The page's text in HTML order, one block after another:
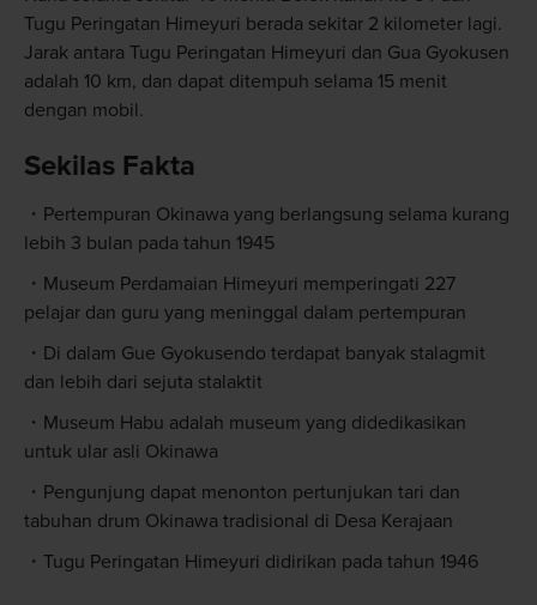
Tugu Peringatan Himeyuri berada sekitar 2 kilometer lagi.
Jarak antara Tugu Peringatan Himeyuri dan Gua Gyokusen
adalah 10 km, dan dapat ditempuh selama 15 menit
dengan mobil.
Sekilas Fakta
Pertempuran Okinawa yang berlangsung selama kurang
lebih 3 bulan pada tahun 1945
Museum Perdamaian Himeyuri memperingati 227
pelajar dan guru yang meninggal dalam pertempuran
Di dalam Gue Gyokusendo terdapat banyak stalagmit
dan lebih dari sejuta stalaktit
Museum Habu adalah museum yang didedikasikan
untuk ular asli Okinawa
Pengunjung dapat menonton pertunjukan tari dan
tabuhan drum Okinawa tradisional di Desa Kerajaan
Tugu Peringatan Himeyuri didirikan pada tahun 1946